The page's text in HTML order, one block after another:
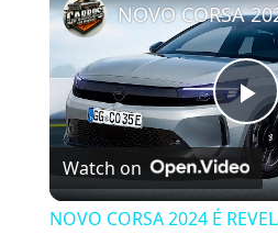
Watch on
NOVO CORSA 2024 É